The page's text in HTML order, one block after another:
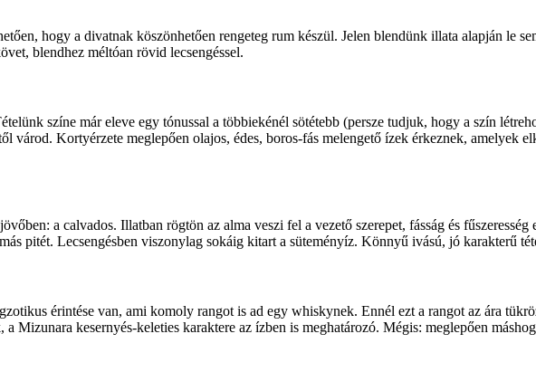
hogy a divatnak köszönhetően rengeteg rum készül. Jelen blendünk illata alapján le
blendhez méltóan rövid lecsengéssel.
színe már eleve egy tónussal a többiekénél sötétebb (persze tudjuk, hogy a szín
Kortyérzete meglepően olajos, édes, boros-fás melengető ízek érkeznek, amelyek
a calvados. Illatban rögtön az alma veszi fel a vezető szerepet, fásság és
pitét. Lecsengésben viszonylag sokáig kitart a süteményíz. Könnyű ivású, jó karakterű
érintése van, ami komoly rangot is ad egy whiskynek. Ennél ezt a rangot az ára
Mizunara kesernyés-keleties karaktere az ízben is meghatározó. Mégis: meglepően